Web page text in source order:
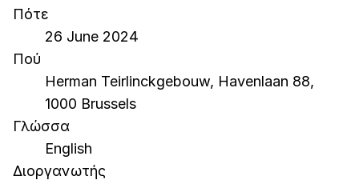
Πότε
26 June 2024
Πού
Herman Teirlinckgebouw, Havenlaan 88,
1000 Brussels
Γλώσσα
English
Διοργανωτής